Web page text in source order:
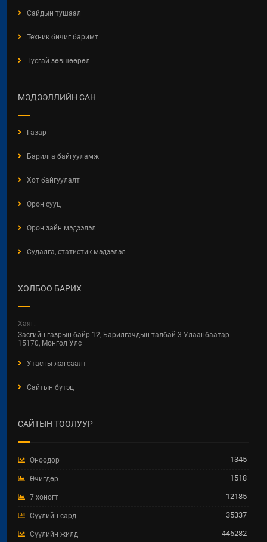
Сайдын тушаал
Техник бичиг баримт
Тусгай зөвшөөрөл
МЭДЭЭЛЛИЙН САН
Газар
Барилга байгууламж
Хот байгуулалт
Орон сууц
Орон зайн мэдээлэл
Судалга, статистик мэдээлэл
ХОЛБОО БАРИХ
Хаяг:
Засгийн газрын байр 12, Барилгачдын талбай-3 Улаанбаатар
15170, Монгол Улс
Утасны жагсаалт
Сайтын бүтэц
САЙТЫН ТООЛУУР
Өнөөдөр 1345
Өчигдөр 1518
7 хоногт 12185
Сүүлийн сард 35337
Сүүлийн жилд 446282